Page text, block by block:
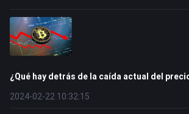
¿Qué hay detrás de la caída actual del
2024-02-22 10:32:15